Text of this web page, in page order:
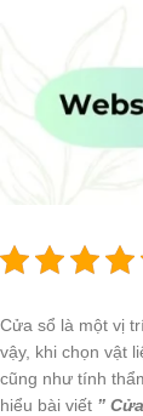
Cửa sổ là một vị
vậy, khi chọn vật
cũng như tính
hiểu bài viết ”